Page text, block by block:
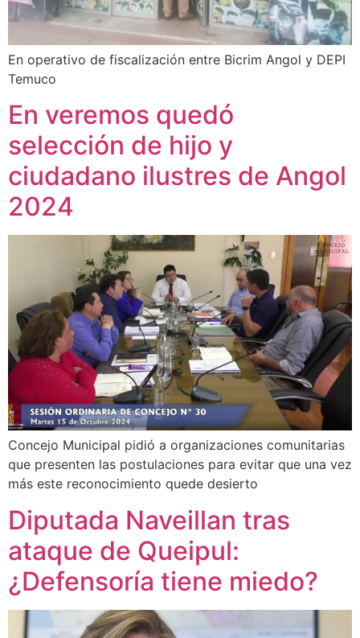
En operativo de fiscalización entre Bicrim Angol y DEPI
Temuco
En veremos quedó
selección de hijo y
ciudadano ilustres de Angol
2024
Concejo Municipal pidió a organizaciones comunitarias
que presenten las postulaciones para evitar que una vez
más este reconocimiento quede desierto
Diputada Naveillan tras
ataque de Queipul:
¿Defensoría tiene miedo?